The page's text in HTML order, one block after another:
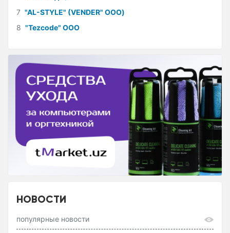
7 "AL-STYLE" (VENDER" ООО)
8 "Tezcode" ООО
НОВОСТИ
популярные новости